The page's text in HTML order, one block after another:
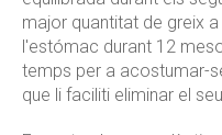
major quantitat de greix
l'estómac durant 12
temps per a acostumar-
que li faciliti eliminar el